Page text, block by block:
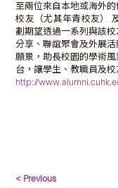
至兩位來自本地或海外
校友（尤其年青校友）
劃期望透過一系列與該
分享、聯誼聚會及外展
願景，助長校園的學術
台，讓學生、教職員及
http://
< Previous